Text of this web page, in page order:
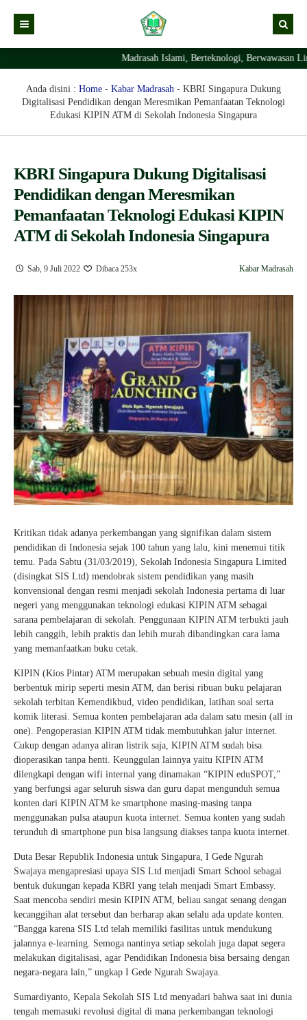
Kabar Madrasah
Kabar Pimpinan
Profil Madrasah
Visi Misi
Sejarah Berdirinya Madrasah
Ekstrakurikuler Madrasah
Prestasi Madrasah
Layanan Digital
KURIKULUM
RDM
Struktur Organisasi Madrasah
Madrasah Islami, Berteknologi, Berwawasan
Anda disini : Home - Kabar Madrasah - KBRI Singapura Dukung
Digitalisasi Pendidikan dengan Meresmikan Pemanfaatan Teknologi
Edukasi KIPIN ATM di Sekolah Indonesia Singapura
KBRI Singapura Dukung Digitalisasi
Pendidikan dengan Meresmikan
Pemanfaatan Teknologi Edukasi KIPIN
ATM di Sekolah Indonesia Singapura
Sab, 9 Juli 2022 Dibaca 253x Kabar Madrasah
Kritikan tidak adanya perkembangan yang signifikan dalam sistem
pendidikan di Indonesia sejak 100 tahun yang lalu, kini menemui titik
temu. Pada Sabtu (31/03/2019), Sekolah Indonesia Singapura Limited
(disingkat SIS Ltd) mendobrak sistem pendidikan yang masih
konvensional dengan resmi menjadi sekolah Indonesia pertama di luar
negeri yang menggunakan teknologi edukasi KIPIN ATM sebagai
sarana pembelajaran di sekolah. Penggunaan KIPIN ATM terbukti jauh
lebih canggih, lebih praktis dan lebih murah dibandingkan cara lama
yang memanfaatkan buku cetak.
KIPIN (Kios Pintar) ATM merupakan sebuah mesin digital yang
berbentuk mirip seperti mesin ATM, dan berisi ribuan buku pelajaran
sekolah terbitan Kemendikbud, video pendidikan, latihan soal serta
komik literasi. Semua konten pembelajaran ada dalam satu mesin (all in
one). Pengoperasian KIPIN ATM tidak membutuhkan jalur internet.
Cukup dengan adanya aliran listrik saja, KIPIN ATM sudah bisa
dioperasikan tanpa henti. Keunggulan lainnya yaitu KIPIN ATM
dilengkapi dengan wifi internal yang dinamakan “KIPIN eduSPOT,”
yang berfungsi agar seluruh siswa dan guru dapat mengunduh semua
konten dari KIPIN ATM ke smartphone masing-masing tanpa
menggunakan pulsa ataupun kuota internet. Semua konten yang sudah
terunduh di smartphone pun bisa langsung diakses tanpa kuota internet.
Duta Besar Republik Indonesia untuk Singapura, I Gede Ngurah
Swajaya mengapresiasi upaya SIS Ltd menjadi Smart School sebagai
bentuk dukungan kepada KBRI yang telah menjadi Smart Embassy.
Saat mencoba sendiri mesin KIPIN ATM, beliau sangat senang dengan
kecanggihan alat tersebut dan berharap akan selalu ada update konten.
“Bangga karena SIS Ltd telah memiliki fasilitas untuk mendukung
jalannya e-learning. Semoga nantinya setiap sekolah juga dapat segera
melakukan digitalisasi, agar Pendidikan Indonesia bisa bersaing dengan
negara-negara lain,” ungkap I Gede Ngurah Swajaya.
Sumardiyanto, Kepala Sekolah SIS Ltd menyadari bahwa saat ini dunia
tengah memasuki revolusi digital di mana perkembangan teknologi